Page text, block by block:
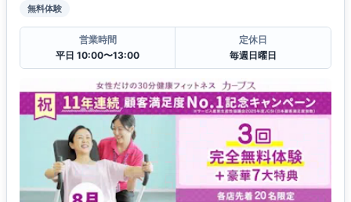
無料体験
営業時間
平日 10:00〜13:00
定休日
毎週日曜日